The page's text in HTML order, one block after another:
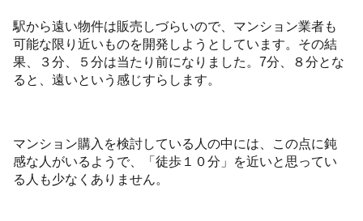
駅から遠い物件は販売しづらいので、マンション業者も
可能な限り近いものを開発しようとしています。その結
果、３分、５分は当たり前になりました。7分、８分とな
ると、遠いという感じすらします。
マンション購入を検討している人の中には、この点に鈍
感な人がいるようで、「徒歩１０分」を近いと思ってい
る人も少なくありません。